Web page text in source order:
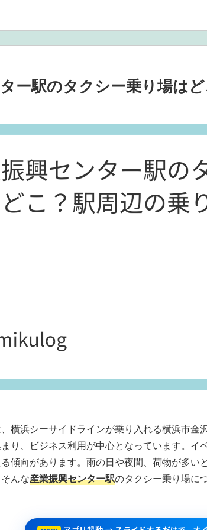
ー駅のタクシー乗り場は
横浜シーサイドラインが乗り入れる横浜市金
り、ビジネス利用が中心となっています。イ
傾向があります。雨の日や夜間、荷物が多い
んな産業振興センター駅のタクシー乗り場に